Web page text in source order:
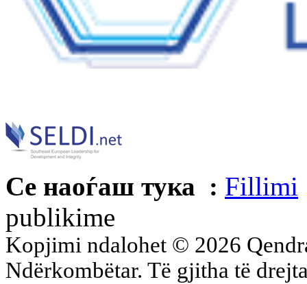
Се наоѓаш тука : Fillimi
publikime
Kopjimi ndalohet © 2026
Ndërkombëtar. Të gjitha të